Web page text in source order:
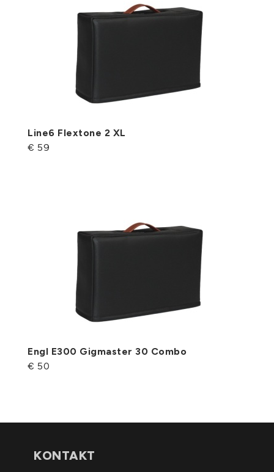
Line6 Flextone 2 XL
€ 59
Engl E300 Gigmaster 30 Combo
€ 50
KONTAKT